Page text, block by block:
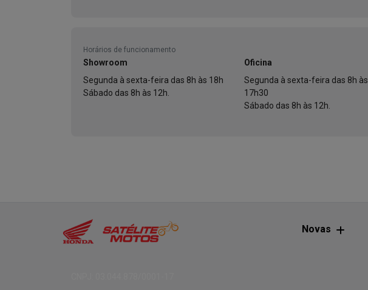
Horários de funcionamento
Showroom
Segunda à sexta-feira das 8h às 18h
Sábado das 8h às 12h.
Oficina
Segunda à sexta-feira das 8h às
17h30
Sábado das 8h às 12h.
Novas